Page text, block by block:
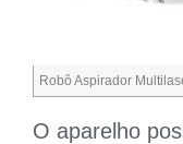
Robô Aspirador
O aparelho